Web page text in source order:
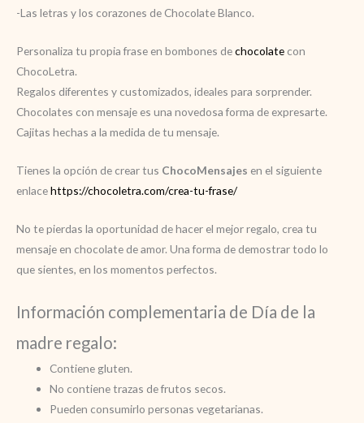
-Las letras y los corazones de Chocolate Blanco.
Personaliza tu propia frase en bombones dechocolate con
ChocoLetra.
Regalos diferentes y customizados, ideales para sorprender.
Chocolates con mensaje es una novedosa forma de expresarte.
Cajitas hechas a la medida de tu mensaje.
Tienes la opción de crear tus ChocoMensajes en el siguiente
enlacehttps://chocoletra.com/crea-tu-frase/
No te pierdas la oportunidad de hacer el mejor regalo, crea tu
mensaje en chocolate de amor. Una forma de demostrar todo lo
que sientes, en los momentos perfectos.
Información complementaria de Día de la
madre regalo:
Contiene gluten.
No contiene trazas de frutos secos.
Pueden consumirlo personas vegetarianas.